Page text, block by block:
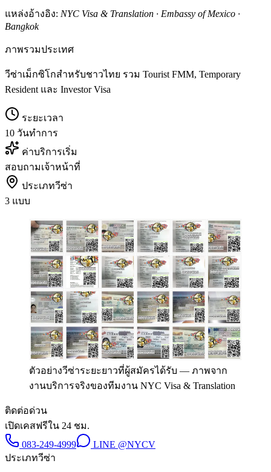
แหล่งอ้างอิง: NYC Visa & Translation · Embassy of Mexico ·
Bangkok
ภาพรวมประเทศ
วีซ่าเม็กซิโกสำหรับชาวไทย รวม Tourist FMM, Temporary
Resident และ Investor Visa
ระยะเวลา
10 วันทำการ
ค่าบริการเริ่ม
สอบถามเจ้าหน้าที่
ประเภทวีซ่า
3 แบบ
ตัวอย่างวีซ่าระยะยาวที่ผู้สมัครได้รับ — ภาพจาก
งานบริการจริงของทีมงาน NYC Visa & Translation
ติดต่อด่วน
เปิดเคสฟรีใน 24 ชม.
083-249-4999
LINE @NYCV
ประเภทวีซ่า